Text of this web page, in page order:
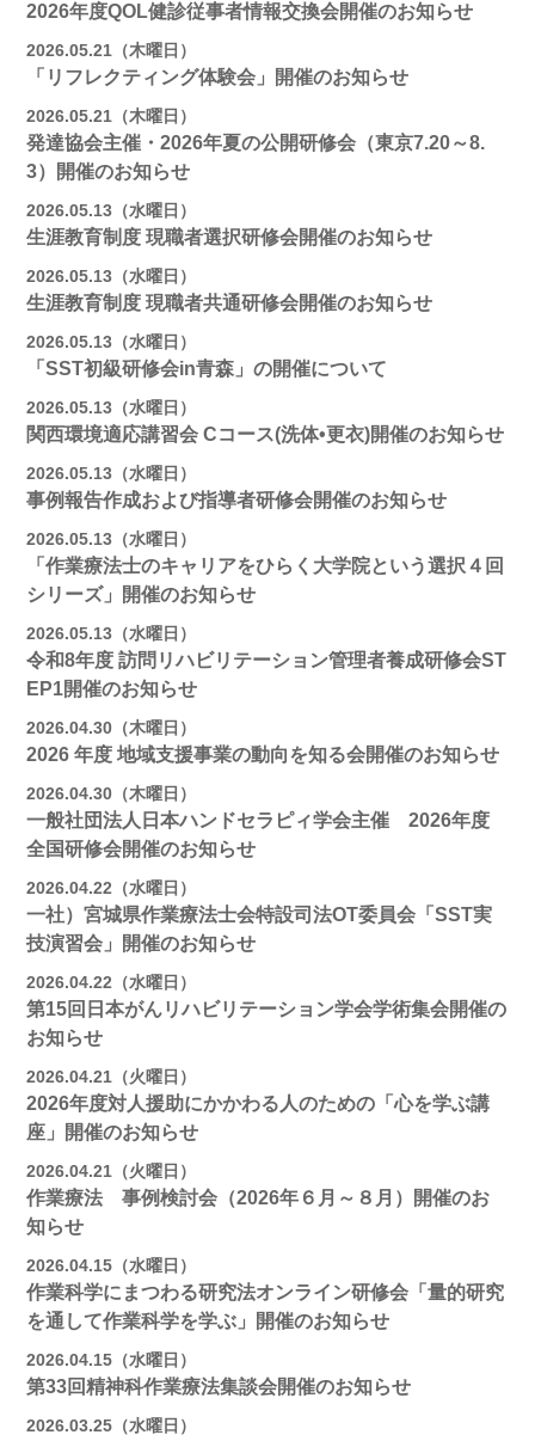
2026年度QOL健診従事者情報交換会開催のお知らせ
2026.05.21（木曜日）
「リフレクティング体験会」開催のお知らせ
2026.05.21（木曜日）
発達協会主催・2026年夏の公開研修会（東京7.20～8.
3）開催のお知らせ
2026.05.13（水曜日）
生涯教育制度 現職者選択研修会開催のお知らせ
2026.05.13（水曜日）
生涯教育制度 現職者共通研修会開催のお知らせ
2026.05.13（水曜日）
「SST初級研修会in青森」の開催について
2026.05.13（水曜日）
関西環境適応講習会 Cコース(洗体•更衣)開催のお知らせ
2026.05.13（水曜日）
事例報告作成および指導者研修会開催のお知らせ
2026.05.13（水曜日）
「作業療法士のキャリアをひらく大学院という選択４回
シリーズ」開催のお知らせ
2026.05.13（水曜日）
令和8年度 訪問リハビリテーション管理者養成研修会ST
EP1開催のお知らせ
2026.04.30（木曜日）
2026 年度 地域支援事業の動向を知る会開催のお知らせ
2026.04.30（木曜日）
一般社団法人日本ハンドセラピィ学会主催 2026年度
全国研修会開催のお知らせ
2026.04.22（水曜日）
一社）宮城県作業療法士会特設司法OT委員会「SST実
技演習会」開催のお知らせ
2026.04.22（水曜日）
第15回日本がんリハビリテーション学会学術集会開催の
お知らせ
2026.04.21（火曜日）
2026年度対人援助にかかわる人のための「心を学ぶ講
座」開催のお知らせ
2026.04.21（火曜日）
作業療法 事例検討会（2026年６月～８月）開催のお
知らせ
2026.04.15（水曜日）
作業科学にまつわる研究法オンライン研修会「量的研究
を通して作業科学を学ぶ」開催のお知らせ
2026.04.15（水曜日）
第33回精神科作業療法集談会開催のお知らせ
2026.03.25（水曜日）